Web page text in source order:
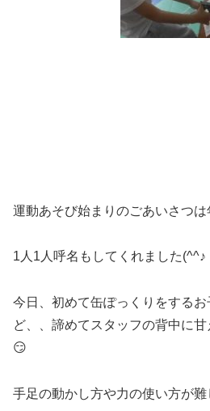
運動あそび始まりのごあいさつは
1人1人呼名もしてくれました(^^♪
今日、初めて缶ぽっくりをする
ど、、諦めてスタッフの背中に
😏
手足の動かし方や力の使い方が